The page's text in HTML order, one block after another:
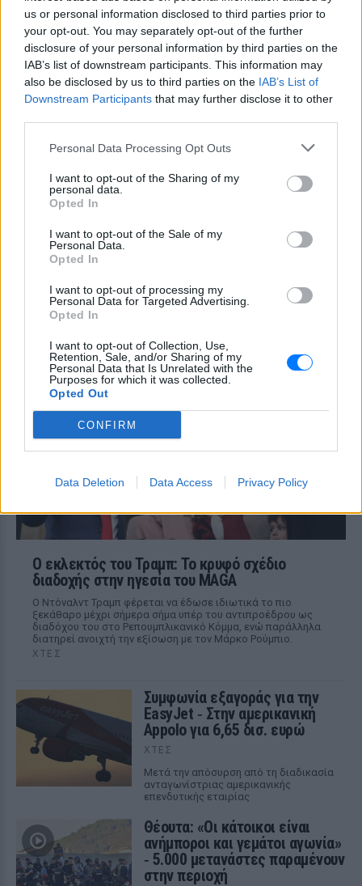
us or personal information disclosed to third parties prior to
your opt-out. You may separately opt-out of the further
disclosure of your personal information by third parties on the
IAB’s list of downstream participants. This information may
also be disclosed by us to third parties on the IAB’s List of
Downstream Participants that may further disclose it to other
Personal Data Processing Opt Outs
I want to opt-out of the Sharing of my
personal data.
Opted In
I want to opt-out of the Sale of my
Personal Data.
Opted In
I want to opt-out of processing my
Personal Data for Targeted Advertising.
Opted In
I want to opt-out of Collection, Use,
Retention, Sale, and/or Sharing of my
Personal Data that Is Unrelated with the
Purposes for which it was collected.
Opted Out
CONFIRM
Data Deletion Data Access Privacy Policy
ΧΤΕΣ
«Κρατάμε την επιστημονική απόσταση,
δεν είναι δυνατόν να πάω να επέμβω,
ούτε γίνεται να στείλω κάποιον
κτηνίατρο σε ένα μέρος όπου υπάρχει
αγέλη με λύκους, είναι επικίνδυνο» λέει
στο protothema.gr ο διδάκτορας
ζωολογίας του ΑΠΘ, Θεόδωρος Κομηνός
Για πάντα στη Ρεάλ Μαδρίτης ο
εξαετές συμβόλαιο ο
Σύμφωνα με τον Φαμπρίτσιο Ρομάνο ο
Βραζιλιάνος είναι έτοιμος να αποδεχτεί
Meta έξυπνα γυαλιά: Γιατί
εστιατόρια, παμπ και θέατρα
ΧΤΕΣ
Από τον εστιάτορα Τζέρεμι Κινγκ ως την
αλυσίδα Wetherspoons και τον όμιλο ATG
πόρτα στα Ray-Ban Meta glasses.
Ο εκλεκτός του Τραμπ: Το κρυφό σχέδιο
διαδοχής στην ηγεσία του MAGA
Ο Ντόναλντ Τραμπ φέρεται να έδωσε ιδιωτικά το πιο
ξεκάθαρο μέχρι σήμερα σήμα υπέρ του αντιπροέδρου ως
διαδόχου του στο Ρεπουμπλικανικό Κόμμα, ενώ παράλληλα
διατηρεί ανοιχτή την εξίσωση με τον Μάρκο Ρούμπιο.
ΧΤΕΣ
Συμφωνία εξαγοράς για την
EasyJet ‑ Στην αμερικανική
Appolo για 6,65 δισ. ευρώ
ΧΤΕΣ
Μετά την απόσυρση από τη διαδικασία
ανταγωνίστριας αμερικανικής
επενδυτικής εταιρίας
Θέουτα: «Οι κάτοικοι είναι
ανήμποροι και γεμάτοι αγωνία»
‑ 5.000 μετανάστες παραμένουν
στην περιοχή